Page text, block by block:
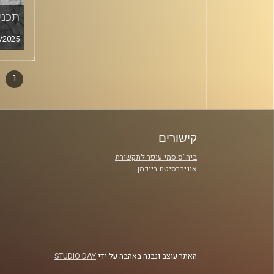
סגירה
1
קישורים
ביה"ס סמי עופר לתקשורת
אוניברסיטת רייכמן
האתר עוצב ונבנה באהבה על ידיSTUDIO DAY